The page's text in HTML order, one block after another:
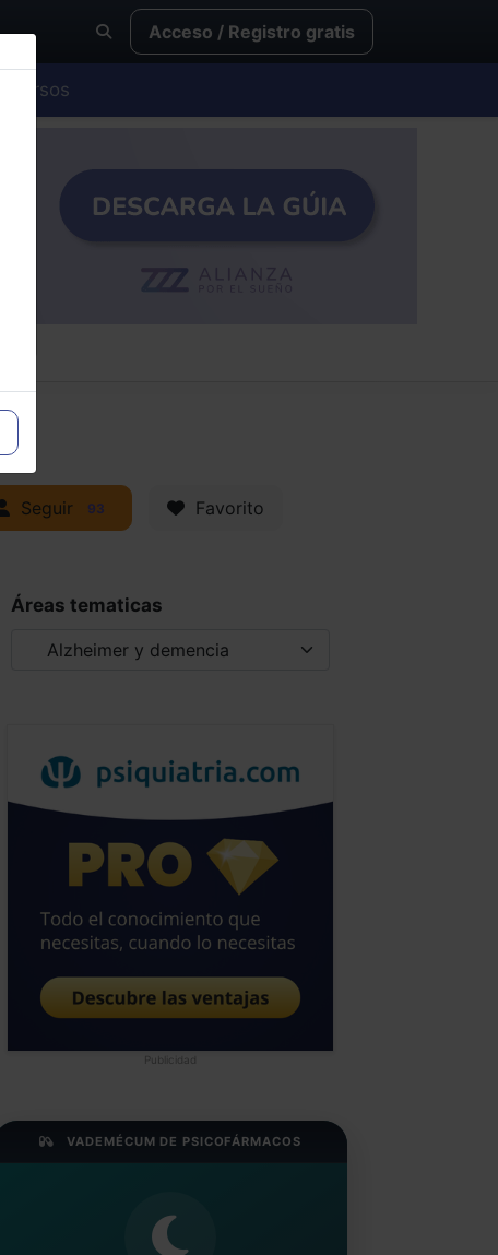
Acceso / Registro gratis
Cursos
Seguir 93 Favorito
Áreas tematicas
Publicidad
VADEMÉCUM DE PSICOFÁRMACOS